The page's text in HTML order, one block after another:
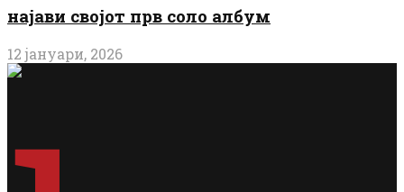
најави својот прв соло албум
12 јануари, 2026